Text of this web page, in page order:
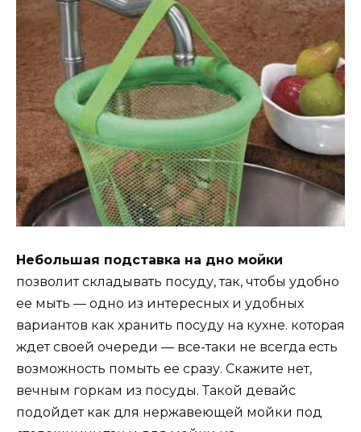
Небольшая подставка на дно мойки
позволит складывать посуду, так, чтобы удобно
ее мыть — одно из интересных и удобных
вариантов как хранить посуду на кухне. которая
ждет своей очереди — все-таки не всегда есть
возможность помыть ее сразу. Скажите нет,
вечным горкам из посуды. Такой девайс
подойдет как для нержавеющей мойки под